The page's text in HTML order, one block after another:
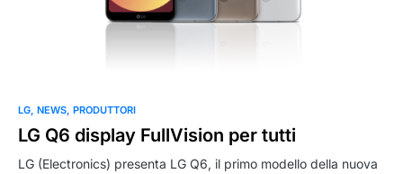
LG NEWS PRODUTTORI
LG Q6 display FullVision per tutti
LG (Electronics) presenta LG Q6, il primo modello della nuova